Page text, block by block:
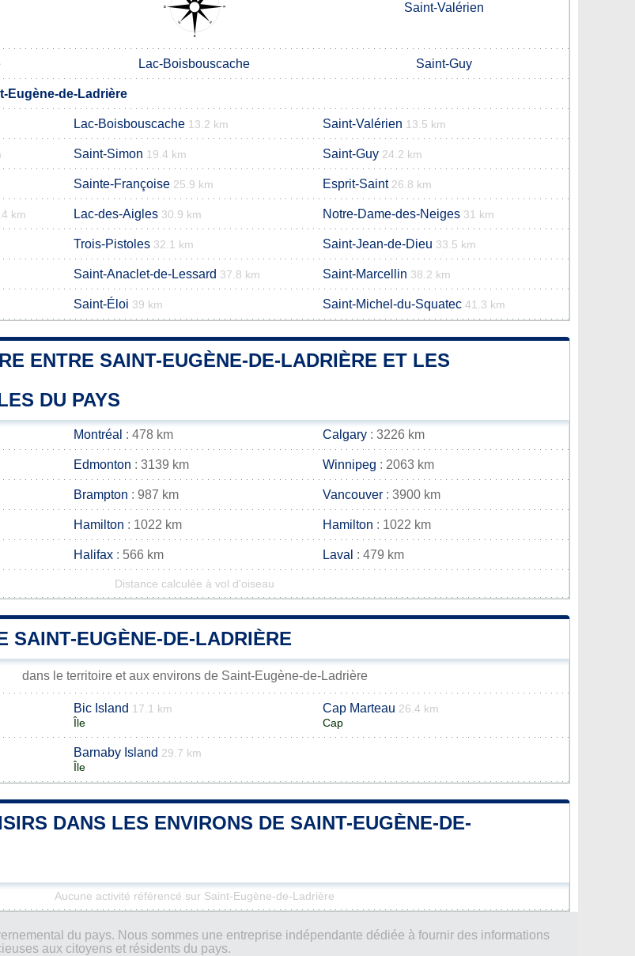
Saint-Valérien
Lac-Boisbouscache Saint-Guy
Eugène-de-Ladrière
Lac-Boisbouscache 13.2 km Saint-Valérien 13.5 km
Saint-Simon 19.4 km Saint-Guy 24.2 km
Sainte-Françoise 25.9 km Esprit-Saint 26.8 km
km Lac-des-Aigles 30.9 km Notre-Dame-des-Neiges 31 km
Trois-Pistoles 32.1 km Saint-Jean-de-Dieu 33.5 km
Saint-Anaclet-de-Lessard 37.8 km Saint-Marcellin 38.2 km
Saint-Éloi 39 km Saint-Michel-du-Squatec 41.3 km
ENTRE SAINT-EUGÈNE-DE-LADRIÈRE ET LES
DU PAYS
Montréal : 478 km Calgary : 3226 km
Edmonton : 3139 km Winnipeg : 2063 km
Brampton : 987 km Vancouver : 3900 km
Hamilton : 1022 km Hamilton : 1022 km
Halifax : 566 km Laval : 479 km
Distance calculée à vol d'oiseau
SAINT-EUGÈNE-DE-LADRIÈRE
dans le territoire et aux environs de Saint-Eugène-de-Ladrière
Bic Island 17.1 km
Île
Cap Marteau 26.4 km
Cap
Barnaby Island 29.7 km
Île
DANS LES ENVIRONS DE SAINT-EUGÈNE-DE-
Aucune activité référencé sur Saint-Eugène-de-Ladrière
du pays. Nous sommes une entreprise indépendante dédiée à fournir des informations
aux citoyens et résidents du pays.